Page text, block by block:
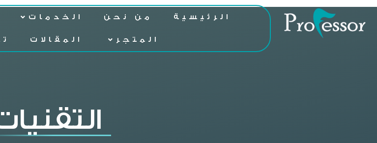
الرئيسية من نحن الخدمات
المتجر المقالات